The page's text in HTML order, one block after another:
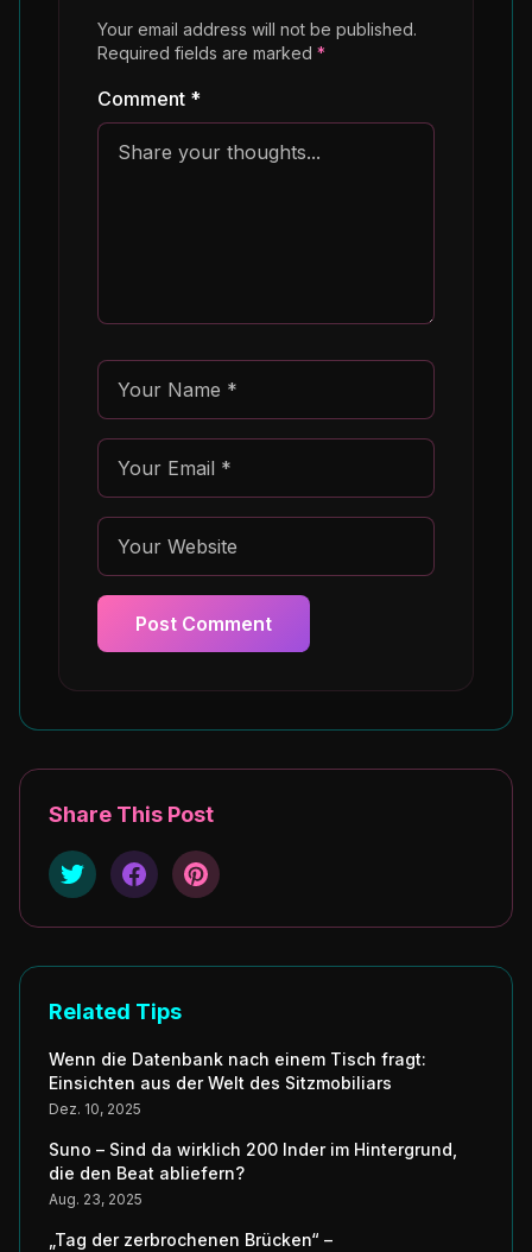
Your email address will not be published.
Required fields are marked *
Comment *
Post Comment
Share This Post
Related Tips
Wenn die Datenbank nach einem Tisch fragt:
Einsichten aus der Welt des Sitzmobiliars
Dez. 10, 2025
Suno – Sind da wirklich 200 Inder im Hintergrund,
die den Beat abliefern?
Aug. 23, 2025
„Tag der zerbrochenen Brücken“ –